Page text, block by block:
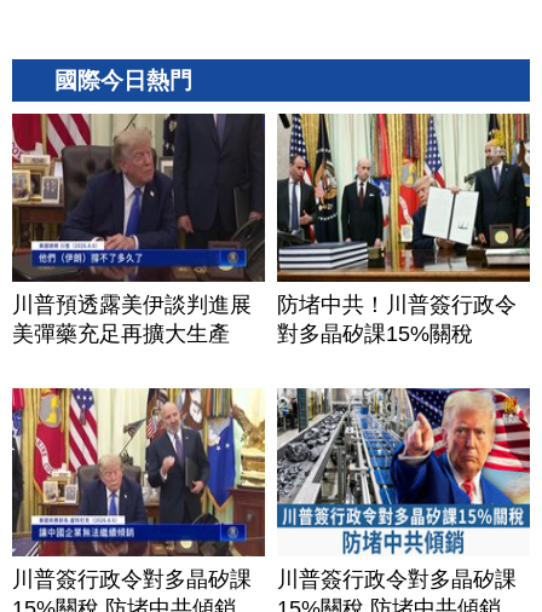
國際今日熱門
川普預透露美伊談判進展
美彈藥充足再擴大生產
防堵中共！川普簽行政令
對多晶矽課15%關稅
川普簽行政令對多晶矽課
川普簽行政令對多晶矽課